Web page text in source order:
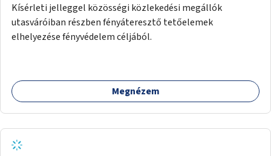
Kísérleti jelleggel közösségi közlekedési megállók
utasváróiban részben fényáteresztő tetőelemek
elhelyezése fényvédelem céljából.
Megnézem